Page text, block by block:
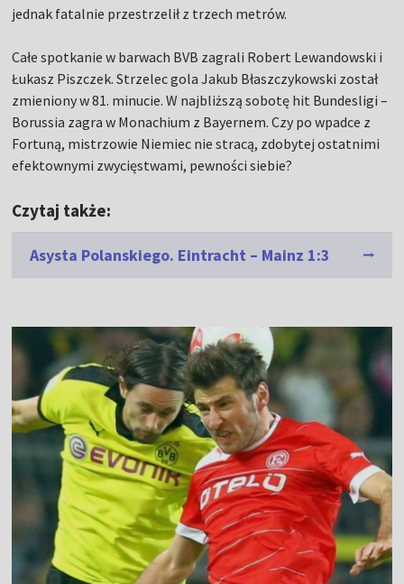
jednak fatalnie przestrzelił z trzech metrów.
Całe spotkanie w barwach BVB zagrali Robert Lewandowski i
Łukasz Piszczek. Strzelec gola Jakub Błaszczykowski został
zmieniony w 81. minucie. W najbliższą sobotę hit Bundesligi –
Borussia zagra w Monachium z Bayernem. Czy po wpadce z
Fortuną, mistrzowie Niemiec nie stracą, zdobytej ostatnimi
efektownymi zwycięstwami, pewności siebie?
Czytaj także:
Asysta Polanskiego. Eintracht – Mainz 1:3